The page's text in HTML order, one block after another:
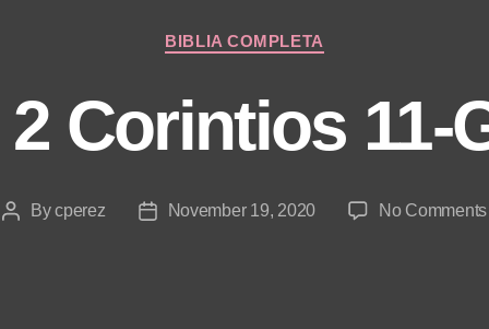
Categories
BIBLIA COMPLETA
Corintios 11-
PostBycperez
PostNovember 19, 2020 No Comments